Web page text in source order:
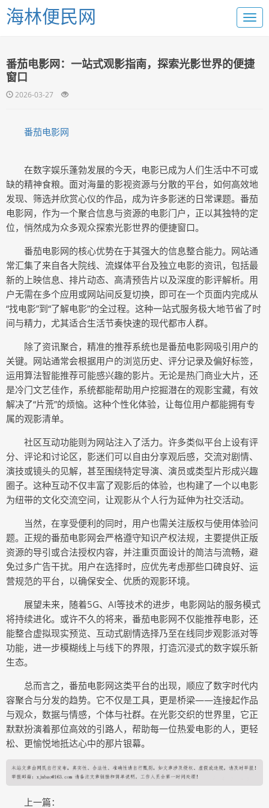
海林便民网
番茄电影网：一站式观影指南，探索光影世界的便捷
窗口
2026-03-27
番茄电影网
在数字娱乐蓬勃发展的今天，电影已成为人们生活中不可或
缺的精神食粮。面对海量的影视资源与分散的平台，如何高效地
发现、筛选并欣赏心仪的作品，成为许多影迷的日常课题。番茄
电影网，作为一个聚合信息与资源的电影门户，正以其独特的定
位，悄然成为众多观众探索光影世界的便捷窗口。
番茄电影网的核心优势在于其强大的信息整合能力。网站通
常汇集了来自各大院线、流媒体平台及独立电影的资讯，包括最
新的上映信息、排片动态、高清预告片以及深度的影评解析。用
户无需在多个应用或网站间反复切换，即可在一个页面内完成从
“找电影”到“了解电影”的全过程。这种一站式服务极大地节省了时
间与精力，尤其适合生活节奏快速的现代都市人群。
除了资讯聚合，精准的推荐系统也是番茄电影网吸引用户的
关键。网站通常会根据用户的浏览历史、评分记录及偏好标签，
运用算法智能推荐可能感兴趣的影片。无论是热门商业大片，还
是冷门文艺佳作，系统都能帮助用户挖掘潜在的观影宝藏，有效
解决了“片荒”的烦恼。这种个性化体验，让每位用户都能拥有专
属的观影清单。
社区互动功能则为网站注入了活力。许多类似平台上设有评
分、评论和讨论区，影迷们可以自由分享观后感，交流对剧情、
演技或镜头的见解，甚至围绕特定导演、演员或类型片形成兴趣
圈子。这种互动不仅丰富了观影后的体验，也构建了一个以电影
为纽带的文化交流空间，让观影从个人行为延伸为社交活动。
当然，在享受便利的同时，用户也需关注版权与使用体验问
题。正规的番茄电影网会严格遵守知识产权法规，主要提供正版
资源的导引或合法授权内容，并注重页面设计的简洁与流畅，避
免过多广告干扰。用户在选择时，应优先考虑那些口碑良好、运
营规范的平台，以确保安全、优质的观影环境。
展望未来，随着5G、AI等技术的进步，电影网站的服务模式
将持续进化。或许不久的将来，番茄电影网不仅能推荐电影，还
能整合虚拟现实预览、互动式剧情选择乃至在线同步观影派对等
功能，进一步模糊线上与线下的界限，打造沉浸式的数字娱乐新
生态。
总而言之，番茄电影网这类平台的出现，顺应了数字时代内
容聚合与分发的趋势。它不仅是工具，更是桥梁——连接起作品
与观众，数据与情感，个体与社群。在光影交织的世界里，它正
默默扮演着那位高效的引路人，帮助每一位热爱电影的人，更轻
松、更愉悦地抵达心中的那片银幕。
上一篇：